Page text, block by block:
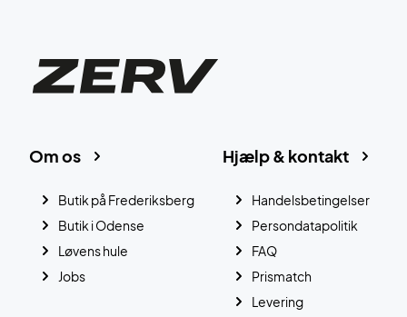
Hjælp & kontakt
Handelsbetingelser
Persondatapolitik
FAQ
Prismatch
Levering
Om os
Butik på Frederiksberg
Butik i Odense
Løvens hule
Jobs